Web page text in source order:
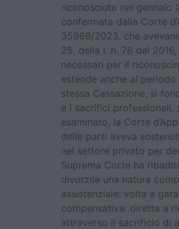
riconosciuto nel gennaio
confermata dalla Corte
35969/2023, che
25, della l. n. 76 del
necessari per il
estende anche al
stessa Cassazione, si
e i sacrifici professionali,
esaminato, la Corte
delle parti aveva
nel settore privato per
Suprema Corte ha
divorzile una natura
assistenziale: volta a
compensativa: diretta a
attraverso il sacrificio di